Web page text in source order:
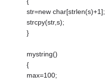
str=new char[strlen(s)+1];
strcpy(str,s);
}
mystring()
{
max=100;